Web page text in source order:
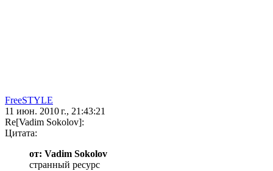
FreeSTYLE
11 июн. 2010 г., 21:43:21
Re[Vadim Sokolov]:
Цитата:
от: Vadim Sokolov
странный ресурс